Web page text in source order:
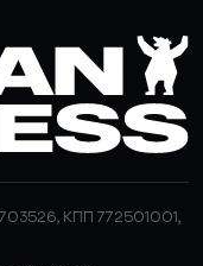
КПП 772501001,